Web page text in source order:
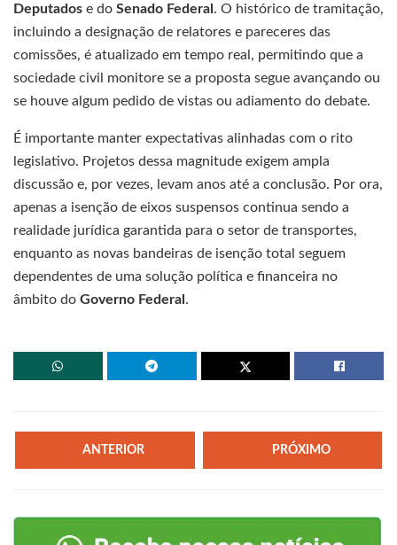
Deputados e do Senado Federal . O histórico de tramitação,
incluindo a designação de relatores e pareceres das
comissões, é atualizado em tempo real, permitindo que a
sociedade civil monitore se a proposta segue avançando ou
se houve algum pedido de vistas ou adiamento do debate.
É importante manter expectativas alinhadas com o rito
legislativo. Projetos dessa magnitude exigem ampla
discussão e, por vezes, levam anos até a conclusão. Por ora,
apenas a isenção de eixos suspensos continua sendo a
realidade jurídica garantida para o setor de transportes,
enquanto as novas bandeiras de isenção total seguem
dependentes de uma solução política e financeira no
âmbito do Governo Federal .
ANTERIOR PRÓXIMO